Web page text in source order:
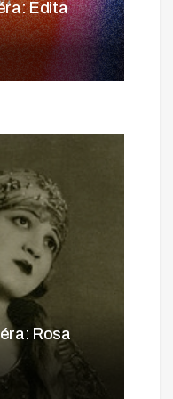
Edita
Edita
Emission
Rosa